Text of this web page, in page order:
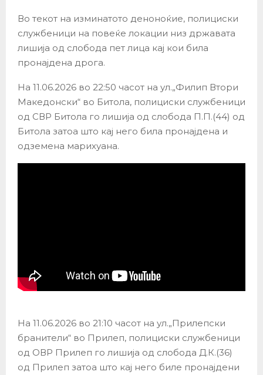
Во текот на изминатото деноноќие, полициски
службеници на повеќе локации низ државата
лишија од слобода пет лица кај кои била
пронајдена дрога.
На 11.06.2026 во 22:50 часот на ул.„Филип Втори
Македонски“ во Битола, полициски службеници
од СВР Битола го лишија од слобода П.П.(44) од
Битола затоа што кај него била пронајдена и
одземена марихуана.
На 11.06.2026 во 21:10 часот на ул.„Прилепски
бранители“ во Прилеп, полициски службеници
од ОВР Прилеп го лишија од слобода Д.К.(36)
од Прилеп затоа што кај него биле пронајдени